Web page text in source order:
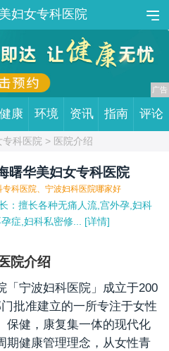
妇女专科医院
健康 环境 资讯 指南 评论
科医院 > 医院介绍
曙华美妇女专科医院
专科医院、宁波妇科医院哪家好
：擅长各种无痛人流,宫外孕,妇科
症,妇科私密修... [详情]
院介绍
「宁波妇科医院」成立于200
批准建立的一所专注于女性
保健，康复集一体的现代化
期健康管理理念，从女性青